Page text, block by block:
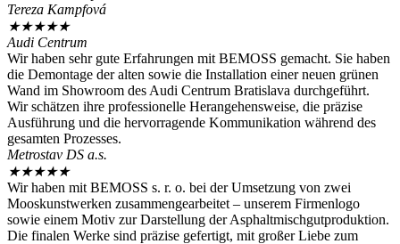
Tereza Kampfová
★★★★★
Audi Centrum
Wir haben sehr gute Erfahrungen mit BEMOSS gemacht. Sie haben
die Demontage der alten sowie die Installation einer neuen grünen
Wand im Showroom des Audi Centrum Bratislava durchgeführt.
Wir schätzen ihre professionelle Herangehensweise, die präzise
Ausführung und die hervorragende Kommunikation während des
gesamten Prozesses.
Metrostav DS a.s.
★★★★★
Wir haben mit BEMOSS s. r. o. bei der Umsetzung von zwei
Mooskunstwerken zusammengearbeitet – unserem Firmenlogo
sowie einem Motiv zur Darstellung der Asphaltmischgutproduktion.
Die finalen Werke sind präzise gefertigt, mit großer Liebe zum